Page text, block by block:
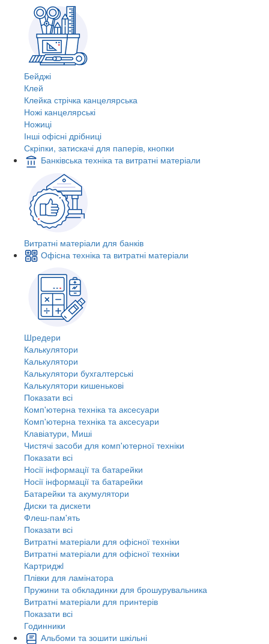
Бейджі
Клей
Клейка стрічка канцелярська
Ножі канцелярські
Ножиці
Інші офісні дрібниці
Скріпки, затискачі для паперів, кнопки
Банківська техніка та витратні матеріали
Витратні матеріали для банків
Офісна техніка та витратні матеріали
Шредери
Калькулятори
Калькулятори
Калькулятори бухгалтерські
Калькулятори кишенькові
Показати всі
Комп'ютерна техніка та аксесуари
Комп'ютерна техніка та аксесуари
Клавіатури, Миші
Чистячі засоби для комп'ютерної техніки
Показати всі
Носії інформації та батарейки
Носії інформації та батарейки
Батарейки та акумулятори
Диски та дискети
Флеш-пам'ять
Показати всі
Витратні матеріали для офісної техніки
Витратні матеріали для офісної техніки
Картриджi
Плівки для ламінатора
Пружини та обкладинки для брошурувальника
Витратні матеріали для принтерів
Показати всі
Годинники
Альбоми та зошити шкільні